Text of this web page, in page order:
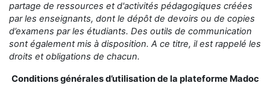
partage de ressources et d'activités pédagogiques créées
par les enseignants, dont le dépôt de devoirs ou de copies
d’examens par les étudiants. Des outils de communication
sont également mis à disposition. A ce titre, il est rappelé les
droits et obligations de chacun.
Conditions générales d’utilisation de la plateforme Madoc